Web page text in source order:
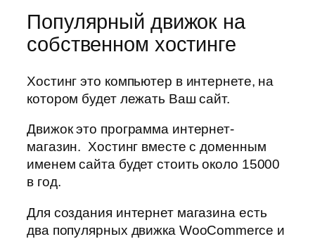
Популярный движок на
собственном хостинге
Хостинг это компьютер в интернете, на
котором будет лежать Ваш сайт.
Движок это программа интернет-
магазин. Хостинг вместе с доменным
именем сайта будет стоить около 15000
в год.
Для создания интернет магазина есть
два популярных движка WooCommerce и